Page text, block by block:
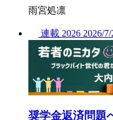
雨宮処凛
連載 2026 2026/7/
奨学金返済問題